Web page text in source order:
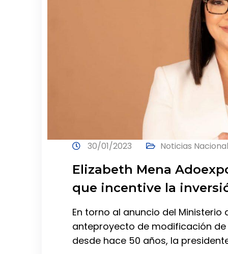
30/01/2023 Noticias
Elizabeth Mena
que incentive la
En torno al anuncio del Ministerio
anteproyecto de modificación de
desde hace 50 años, la